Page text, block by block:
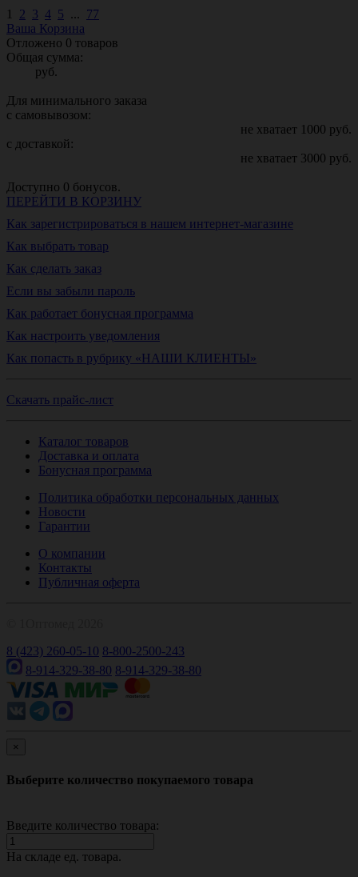
1 2 3 4 5 ... 77
Ваша Корзина
Отложено 0 товаров
Общая сумма:
руб.
Для минимального заказа
с самовывозом:
не хватает 1000 руб.
с доставкой:
не хватает 3000 руб.
Доступно 0 бонусов.
ПЕРЕЙТИ В КОРЗИНУ
Как зарегистрироваться в нашем интернет-магазине
Как выбрать товар
Как сделать заказ
Если вы забыли пароль
Как работает бонусная программа
Как настроить уведомления
Как попасть в рубрику «НАШИ КЛИЕНТЫ»
Скачать прайс-лист
Каталог товаров
Доставка и оплата
Бонусная программа
Политика обработки персональных данных
Новости
Гарантии
О компании
Контакты
Публичная оферта
8 (423) 260-05-10 8-800-2500-243
8-914-329-38-80 8-914-329-38-80
×
Выберите количество покупаемого товара
Введите количество товара:
На складе ед. товара.